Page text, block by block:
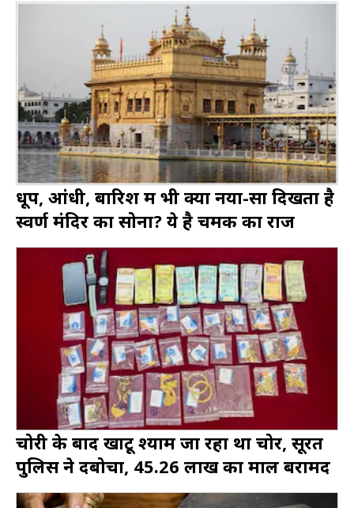
धूप, आंधी, बारिश में भी क्यों नया-सा दिखता है
स्वर्ण मंदिर का सोना? ये है चमक का राज
चोरी के बाद खाटू श्याम जा रहा था चोर, सूरत
पुलिस ने दबोचा, 45.26 लाख का माल बरामद